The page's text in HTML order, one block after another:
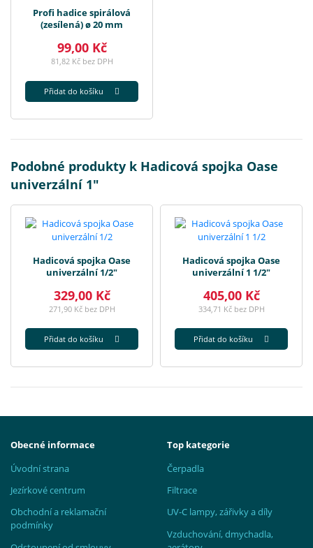
Profi hadice spirálová
(zesílená) ø 20 mm
99,00 Kč
81,82 Kč bez DPH
Přidat do košíku
Podobné produkty k Hadicová spojka Oase
univerzální 1"
Hadicová spojka Oase
univerzální 1/2"
329,00 Kč
271,90 Kč bez DPH
Přidat do košíku
Hadicová spojka Oase
univerzální 1 1/2"
405,00 Kč
334,71 Kč bez DPH
Přidat do košíku
Obecné informace
Úvodní strana
Jezírkové centrum
Obchodní a reklamační
podmínky
Top kategorie
Čerpadla
Filtrace
UV-C lampy, zářivky a díly
Vzduchování, dmychadla,